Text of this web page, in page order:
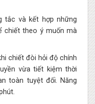
tắc và kết hợp những
chiết theo ý muốn mà
chiết đòi hỏi độ chính
vừa tiết kiệm thời
toàn tuyệt đối. Năng